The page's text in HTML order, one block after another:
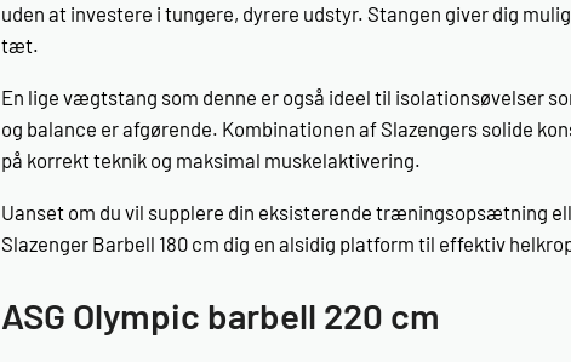
uden at investere i tungere, dyrere udstyr. Stangen giver dig
tæt.
En lige vægtstang som denne er også ideel til isolationsøvelser
og balance er afgørende. Kombinationen af Slazengers solide
på korrekt teknik og maksimal muskelaktivering.
Uanset om du vil supplere din eksisterende træningsopsætning
Slazenger Barbell 180 cm dig en alsidig platform til effektiv
ASG Olympic barbell 220 cm